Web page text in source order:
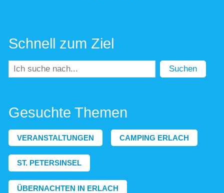
Schnell zum Ziel
Suchen
Gesuchte Themen
VERANSTALTUNGEN CAMPING ERLACH
ST. PETERSINSEL
ÜBERNACHTEN IN ERLACH